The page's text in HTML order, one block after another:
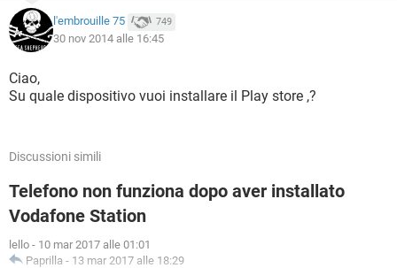
l'embrouille 75 749
30 nov 2014 alle 16:45
Ciao,
Su quale dispositivo vuoi installare il Play store ,?
Discussioni simili
Telefono non funziona dopo aver installato
Vodafone Station
lello - 10 mar 2017 alle 01:01
Paprilla - 13 mar 2017 alle 18:29